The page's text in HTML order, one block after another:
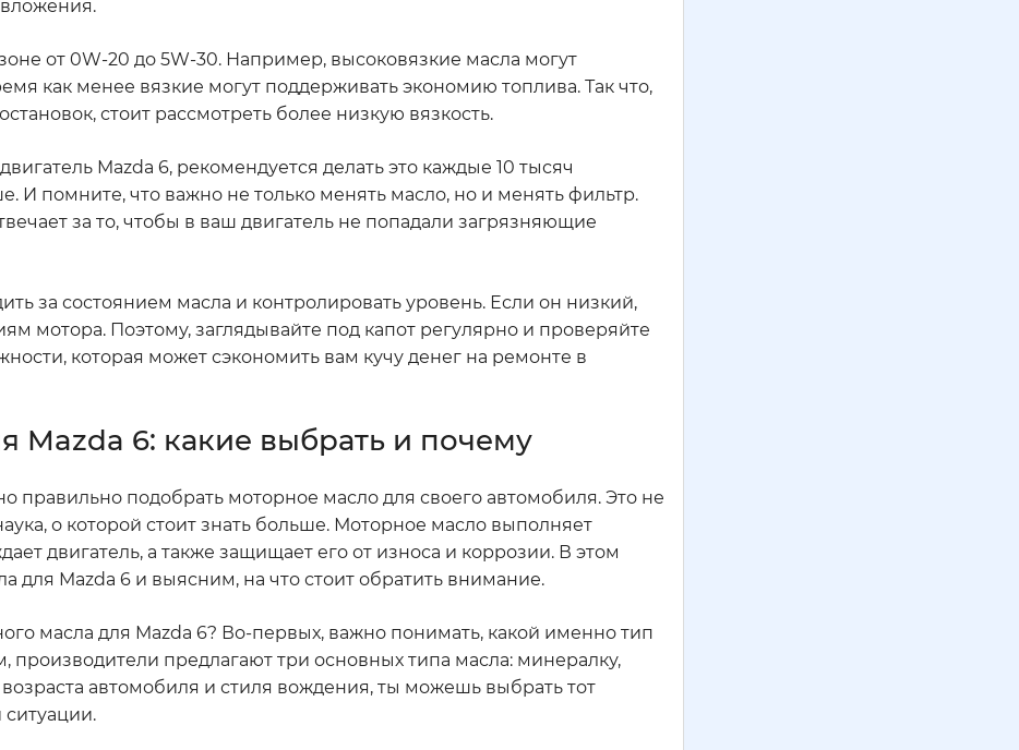
от 0W-20 до 5W-30. Например, высоковязкие масла могут
как менее вязкие могут поддерживать экономию топлива. Так что,
стоит рассмотреть более низкую вязкость.
Mazda 6, рекомендуется делать это каждые 10 тысяч
И помните, что важно не только менять масло, но и менять фильтр.
за то, чтобы в ваш двигатель не попадали загрязняющие
за состоянием масла и контролировать уровень. Если он низкий,
мотора. Поэтому, заглядывайте под капот регулярно и проверяйте
которая может сэкономить вам кучу денег на ремонте в
Mazda 6: какие выбрать и почему
правильно подобрать моторное масло для своего автомобиля. Это не
о которой стоит знать больше. Моторное масло выполняет
двигатель, а также защищает его от износа и коррозии. В этом
Mazda 6 и выясним, на что стоит обратить внимание.
масла для Mazda 6? Во-первых, важно понимать, какой именно тип
производители предлагают три основных типа масла: минералку,
автомобиля и стиля вождения, ты можешь выбрать тот